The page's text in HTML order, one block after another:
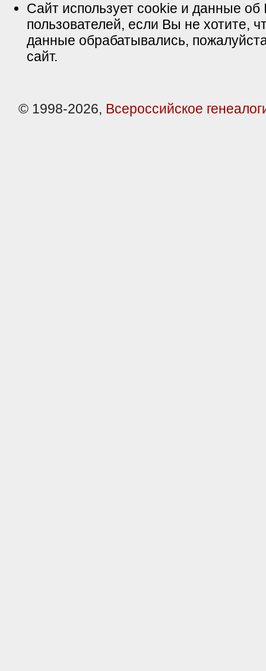
Сайт использует cookie и данные об
пользователей, если Вы не хотите,
данные обрабатывались,
сайт.
© 1998-2026, Всероссийское